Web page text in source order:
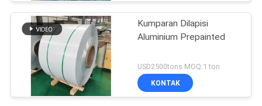
Kumparan Dilapisi
Aluminium Prepainted
USD2500tons MOQ:1 ton
KONTAK